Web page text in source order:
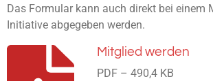
Das Formular kann auch direkt bei einem
Initiative abgegeben werden.
Mitglied werden
PDF – 490,4 KB